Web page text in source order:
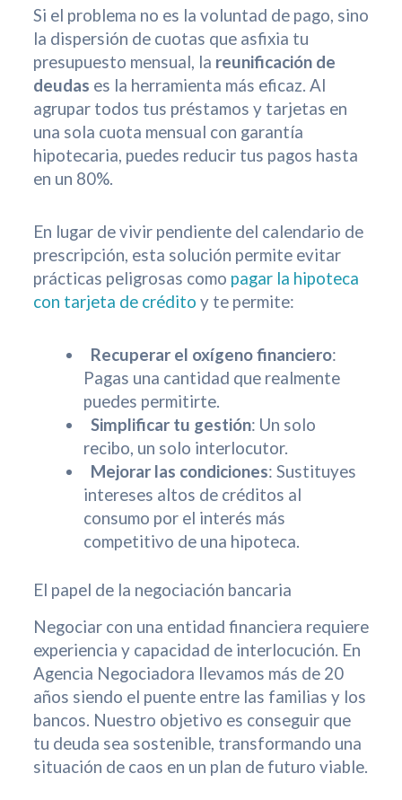
Si el problema no es la voluntad de pago, sino
la dispersión de cuotas que asfixia tu
presupuesto mensual, la reunificación de
deudas es la herramienta más eficaz. Al
agrupar todos tus préstamos y tarjetas en
una sola cuota mensual con garantía
hipotecaria, puedes reducir tus pagos hasta
en un 80%.
En lugar de vivir pendiente del calendario de
prescripción, esta solución permite evitar
prácticas peligrosas como pagar la hipoteca
con tarjeta de crédito y te permite:
Recuperar el oxígeno financiero:
Pagas una cantidad que realmente
puedes permitirte.
Simplificar tu gestión: Un solo
recibo, un solo interlocutor.
Mejorar las condiciones: Sustituyes
intereses altos de créditos al
consumo por el interés más
competitivo de una hipoteca.
El papel de la negociación bancaria
Negociar con una entidad financiera requiere
experiencia y capacidad de interlocución. En
Agencia Negociadora llevamos más de 20
años siendo el puente entre las familias y los
bancos. Nuestro objetivo es conseguir que
tu deuda sea sostenible, transformando una
situación de caos en un plan de futuro viable.